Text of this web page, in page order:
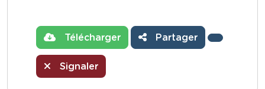
Télécharger Partager
Signaler